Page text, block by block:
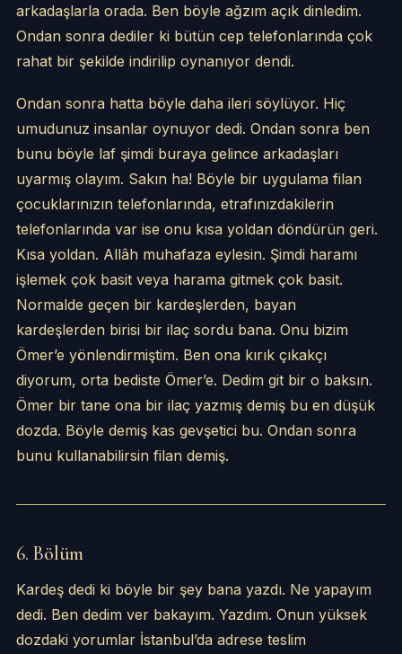
arkadaşlarla orada. Ben böyle ağzım açık dinledim.
Ondan sonra dediler ki bütün cep telefonlarında çok
rahat bir şekilde indirilip oynanıyor dendi.
Ondan sonra hatta böyle daha ileri söylüyor. Hiç
umudunuz insanlar oynuyor dedi. Ondan sonra ben
bunu böyle laf şimdi buraya gelince arkadaşları
uyarmış olayım. Sakın ha! Böyle bir uygulama filan
çocuklarınızın telefonlarında, etrafınızdakilerin
telefonlarında var ise onu kısa yoldan döndürün geri.
Kısa yoldan. Allâh muhafaza eylesin. Şimdi haramı
işlemek çok basit veya harama gitmek çok basit.
Normalde geçen bir kardeşlerden, bayan
kardeşlerden birisi bir ilaç sordu bana. Onu bizim
Ömer’e yönlendirmiştim. Ben ona kırık çıkakçı
diyorum, orta bediste Ömer’e. Dedim git bir o baksın.
Ömer bir tane ona bir ilaç yazmış demiş bu en düşük
dozda. Böyle demiş kas gevşetici bu. Ondan sonra
bunu kullanabilirsin filan demiş.
6. Bölüm
Kardeş dedi ki böyle bir şey bana yazdı. Ne yapayım
dedi. Ben dedim ver bakayım. Yazdım. Onun yüksek
dozdaki yorumlar İstanbul’da adrese teslim